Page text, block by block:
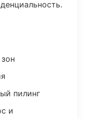
пилинг
и